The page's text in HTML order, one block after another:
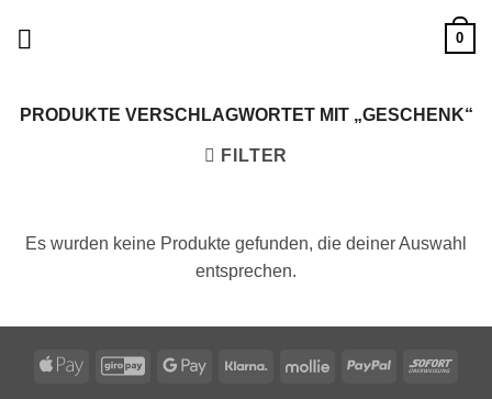
0
PRODUKTE VERSCHLAGWORTET MIT „GESCHENK“
FILTER
Es wurden keine Produkte gefunden, die deiner Auswahl
entsprechen.
Apple
GiroPay Google
Klarna Mollie PayPal Sofort